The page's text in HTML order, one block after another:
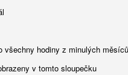
hodiny z minulých
v tomto sloupečku